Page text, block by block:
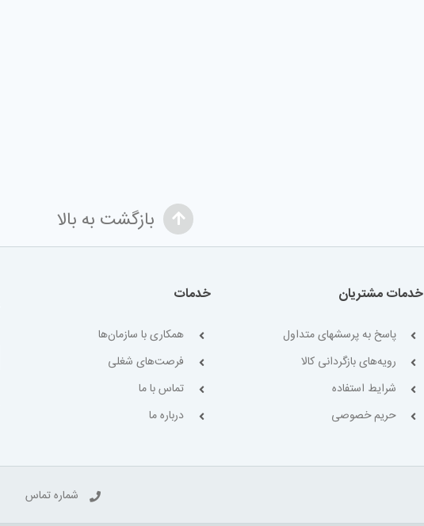
بازگشت به بالا
خدمات مشتریان
پاسخ به پرسشهای متداول
رویه‌های بازگردانی کالا
شرایط استفاده
حریم خصوصی
خدمات
همکاری با سازمان‌ها
فرصت‌های شغلی
تماس با ما
درباره ما
شماره تماس